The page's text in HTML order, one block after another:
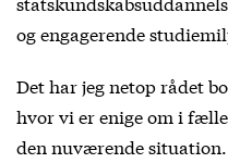
og engagerende
Det har jeg netop rådet
hvor vi er enige om i
den nuværende